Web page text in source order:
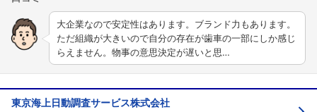
大企業なので安定性はあります。ブランド力もあります。
ただ組織が大きいので自分の存在が歯車の一部にしか感じ
らえません。物事の意思決定が遅いと思…
東京海上日動調査サービス株式会社